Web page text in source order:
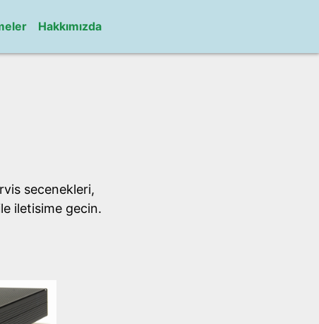
Hakkımızda
secenekleri,
iletisime gecin.